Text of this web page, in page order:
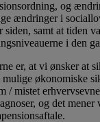
og
ændringer i
siden, samt at tiden
i den
er, at vi ønsker at
mulige økonomiske
/ mistet
og det mener